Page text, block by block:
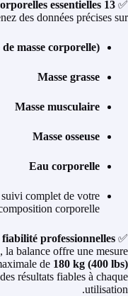
✅
13 analyses corporelles essentielles
des données précises sur :
masse corporelle)
Masse grasse
Masse musculaire
Masse osseuse
Eau corporelle
complet de votre
corporelle.
✅
professionnelles
, la balance offre une mesure
de 180 kg (400 lbs)
résultats fiables à chaque
utilisation.